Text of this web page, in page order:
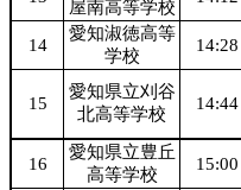
屋南高等学校
14
愛知淑徳高等
学校
14:28
15
愛知県立刈谷
北高等学校
14:44
16
愛知県立豊丘
高等学校
15:00